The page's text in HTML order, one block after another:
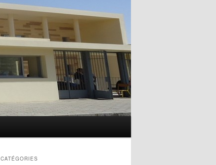
CATÉGORIES